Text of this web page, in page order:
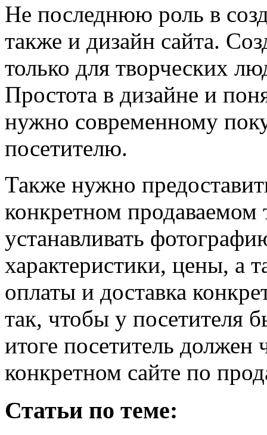
Не последнюю роль в
также и дизайн сайта.
только для творческих
Простота в дизайне и
нужно современному
посетителю.
Также нужно
конкретном продаваемом
устанавливать
характеристики, цены, а
оплаты и доставка
так, чтобы у посетителя
итоге посетитель должен
конкретном сайте по
Статьи по теме: